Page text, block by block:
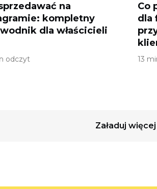
na
kompletny
dla właścicieli
odczyt
Co
dla
13
Załaduj więcej